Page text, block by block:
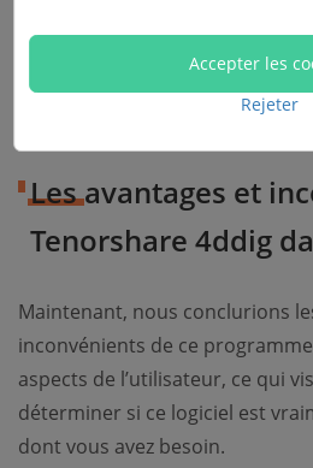
Les avantages et
Tenorshare 4ddig
Maintenant, nous conclurions
inconvénients de ce
aspects de l’utilisateur, ce qui
déterminer si ce logiciel est
dont vous avez besoin.
Accepter les
Rejeter